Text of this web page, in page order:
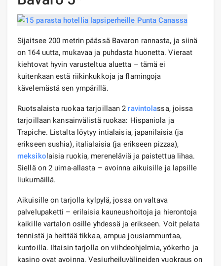
Sijaitsee 200 metrin päässä Bavaron rannasta, ja siinä
on 164 uutta, mukavaa ja puhdasta huonetta. Vieraat
kiehtovat hyvin varusteltua aluetta – tämä ei
kuitenkaan estä riikinkukkoja ja flamingoja
kävelemästä sen ympärillä.
Ruotsalaista ruokaa tarjoillaan 2 ravintolassa, joissa
tarjoillaan kansainvälistä ruokaa: Hispaniola ja
Trapiche. Listalta löytyy intialaisia, japanilaisia ​​(ja
erikseen sushia), italialaisia ​​(ja erikseen pizzaa),
meksikolaisia ​​ruokia, mereneläviä ja paistettua lihaa.
Siellä on 2 uima-allasta – avoinna aikuisille ja lapsille
liukumäillä.
Aikuisille on tarjolla kylpylä, jossa on valtava
palvelupaketti – erilaisia ​​kauneushoitoja ja hierontoja
kaikille vartalon osille yhdessä ja erikseen. Voit pelata
tennistä ja heittää tikkaa, ampua jousiammuntaa,
kuntoilla. Iltaisin tarjolla on viihdeohjelmia, yökerho ja
kasino ovat avoinna. Vesiurheiluvälineiden vuokraus on